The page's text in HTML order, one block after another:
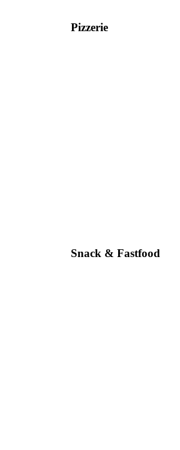
Pizzerie
Snack & Fastfood